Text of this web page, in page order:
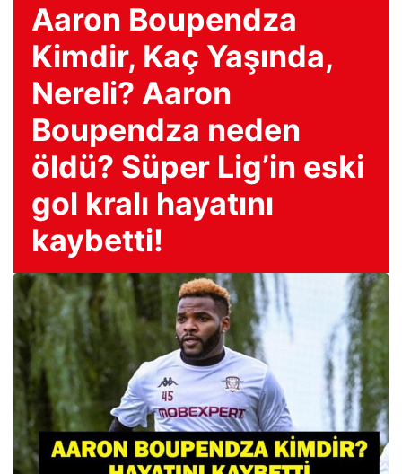
Aaron Boupendza
Kimdir, Kaç Yaşında,
Nereli? Aaron
Boupendza neden
öldü? Süper Lig’in eski
gol kralı hayatını
kaybetti!